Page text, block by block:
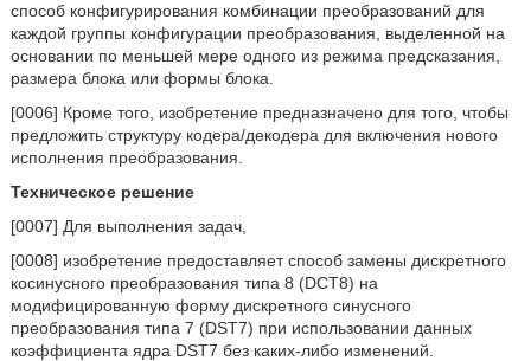
способ конфигурирования комбинации преобразований для
каждой группы конфигурации преобразования, выделенной на
основании по меньшей мере одного из режима предсказания,
размера блока или формы блока.
[0006] Кроме того, изобретение предназначено для того, чтобы
предложить структуру кодера/декодера для включения нового
исполнения преобразования.
Техническое решение
[0007] Для выполнения задач,
[0008] изобретение предоставляет способ замены дискретного
косинусного преобразования типа 8 (DCT8) на
модифицированную форму дискретного синусного
преобразования типа 7 (DST7) при использовании данных
коэффициента ядра DST7 без каких-либо изменений.